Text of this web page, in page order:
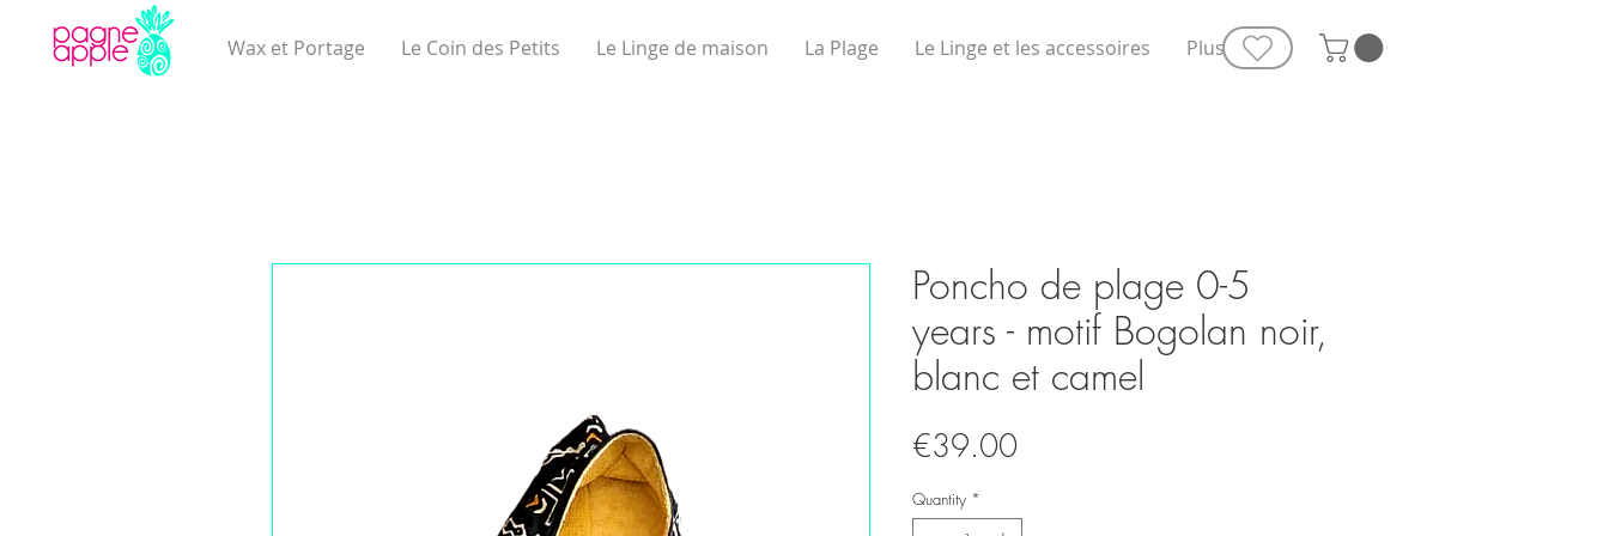
Wax et Portage Le Coin des Petits Le Linge de maison La Plage Le Linge et les accessoires Plus
Poncho de plage 0-5
years - motif Bogolan noir,
blanc et camel
€39.00Price
Quantity *